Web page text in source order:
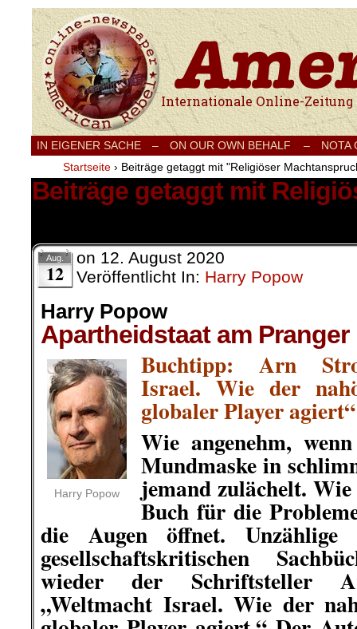
Internationale Onlinezeitung für Frieden,
IN EIGENER SACHE – ON OUR OWN BEHALF –
NOTA
Startseite › Beiträge getaggt mit "Religiöser
Beiträge getaggt mit
Aug.
12
on 12. August 2020
Veröffentlicht In: Harry Popow
Harry Popow
Apartheidstaat am Pranger
Harry Popow
Buchtipp: Arn
Israel. Wie der
globaler Player agiert“
Wie angenehm,
Mundmaske in
jemand zulächelt.
Buch für die
die Augen öffnet.
gesellschaftskritischen
wieder der Schriftsteller
„Weltmacht Israel. Wie der